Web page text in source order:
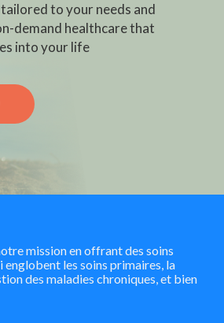
to your needs and
demand healthcare that
into your life
mission en offrant des soins
les soins primaires, la
des maladies chroniques, et bien